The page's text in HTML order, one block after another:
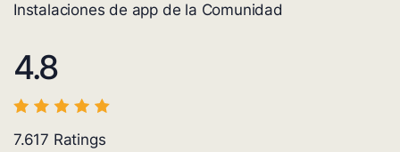
Instalaciones de app de la Comunidad
4.8
7.617 Ratings